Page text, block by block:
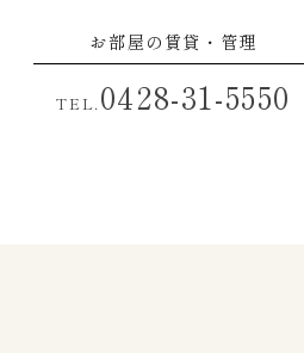
お部屋の賃貸・管理
TEL.0428-31-5550